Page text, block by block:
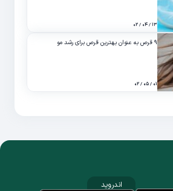
۱۳ / ۰۴ / ۰۲
۹ قرص به عنوان بهترین قرص برای رشد مو
۰۱ / ۰۵ / ۰۲
اندروید